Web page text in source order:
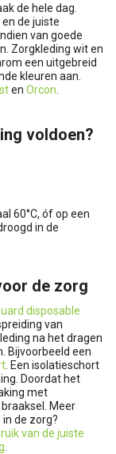
de hele dag.
de juiste
van goede
Zorgkleding wit en
een uitgebreid
kleuren aan.
en Orcon
voldoen?
60°C, óf op een
in de
de zorg
disposable
van
na het dragen
Bijvoorbeeld een
. Een isolatieschort
Doordat het
met
Meer
de zorg?
van de juiste